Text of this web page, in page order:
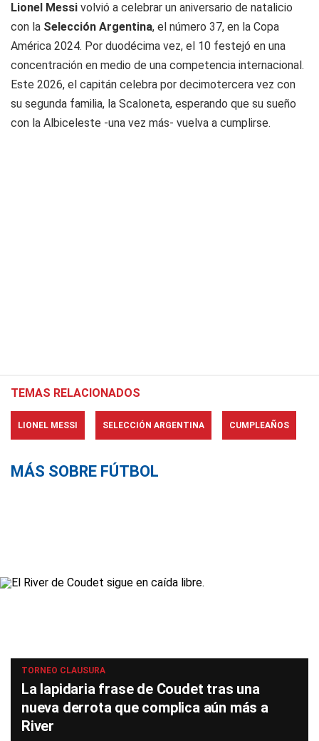
Lionel Messi volvió a celebrar un aniversario de natalicio
con la Selección Argentina, el número 37, en la Copa
América 2024. Por duodécima vez, el 10 festejó en una
concentración en medio de una competencia internacional.
Este 2026, el capitán celebra por decimotercera vez con
su segunda familia, la Scaloneta, esperando que su sueño
con la Albiceleste -una vez más- vuelva a cumplirse.
TEMAS RELACIONADOS
LIONEL MESSI SELECCIÓN ARGENTINA CUMPLEAÑOS
MÁS SOBRE FÚTBOL
TORNEO CLAUSURA
La lapidaria frase de Coudet tras una
nueva derrota que complica aún más a
River